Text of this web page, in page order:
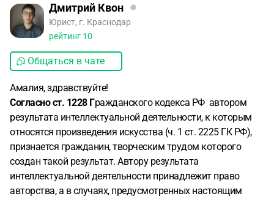
Дмитрий Квон
Юрист, г. Краснодар
рейтинг 10
Общаться в чате
Амалия, здравствуйте!
Согласно ст. 1228 Гражданского кодекса РФ автором
результата интеллектуальной деятельности, к которым
относятся произведения искусства (ч. 1 ст. 2225 ГК РФ),
признается гражданин, творческим трудом которого
создан такой результат. Автору результата
интеллектуальной деятельности принадлежит право
авторства, а в случаях, предусмотренных настоящим